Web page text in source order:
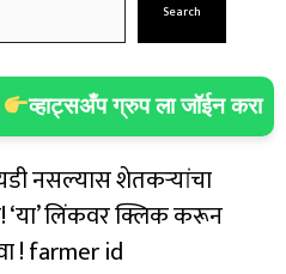
व्हाट्सअँप ग्रुप ला जॉईन करा
Search
नसल्यास शेतकऱ्यांचा
‘या’ लिंकवर क्लिक करून
! farmer id